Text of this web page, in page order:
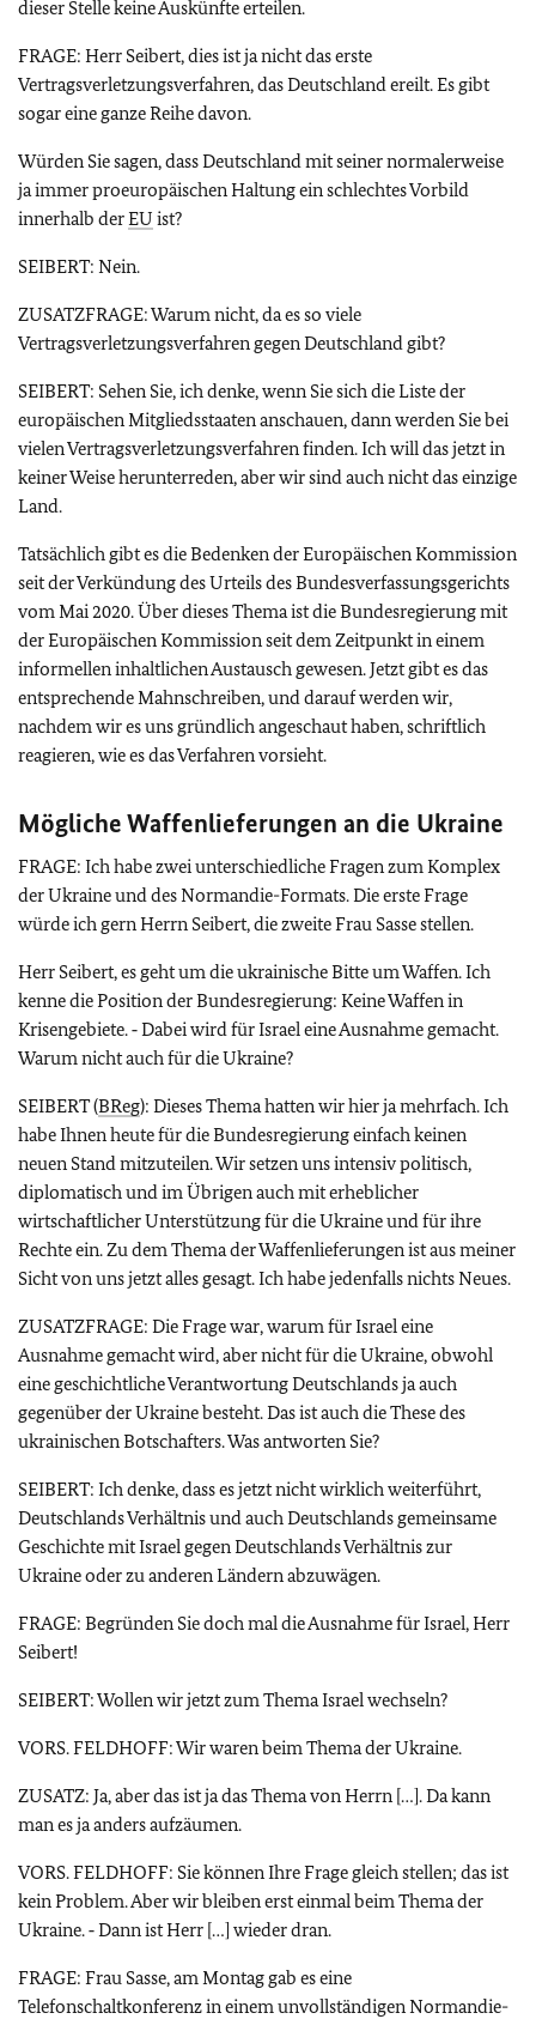
dieser Stelle keine Auskünfte erteilen.
FRAGE: Herr Seibert, dies ist ja nicht das erste
Vertragsverletzungsverfahren, das Deutschland ereilt. Es gibt
sogar eine ganze Reihe davon.
Würden Sie sagen, dass Deutschland mit seiner normalerweise
ja immer proeuropäischen Haltung ein schlechtes Vorbild
innerhalb derEU ist?
SEIBERT: Nein.
ZUSATZFRAGE: Warum nicht, da es so viele
Vertragsverletzungsverfahren gegen Deutschland gibt?
SEIBERT: Sehen Sie, ich denke, wenn Sie sich die Liste der
europäischen Mitgliedsstaaten anschauen, dann werden Sie bei
vielen Vertragsverletzungsverfahren finden. Ich will das jetzt in
keiner Weise herunterreden, aber wir sind auch nicht das einzige
Land.
Tatsächlich gibt es die Bedenken der Europäischen Kommission
seit der Verkündung des Urteils des Bundesverfassungsgerichts
vom Mai 2020. Über dieses Thema ist die Bundesregierung mit
der Europäischen Kommission seit dem Zeitpunkt in einem
informellen inhaltlichen Austausch gewesen. Jetzt gibt es das
entsprechende Mahnschreiben, und darauf werden wir,
nachdem wir es uns gründlich angeschaut haben, schriftlich
reagieren, wie es das Verfahren vorsieht.
Mögliche Waffenlieferungen an die Ukraine
FRAGE: Ich habe zwei unterschiedliche Fragen zum Komplex
der Ukraine und des Normandie-Formats. Die erste Frage
würde ich gern Herrn Seibert, die zweite Frau Sasse stellen.
Herr Seibert, es geht um die ukrainische Bitte um Waffen. Ich
kenne die Position der Bundesregierung: Keine Waffen in
Krisengebiete. ‑ Dabei wird für Israel eine Ausnahme gemacht.
Warum nicht auch für die Ukraine?
SEIBERT (BReg): Dieses Thema hatten wir hier ja mehrfach. Ich
habe Ihnen heute für die Bundesregierung einfach keinen
neuen Stand mitzuteilen. Wir setzen uns intensiv politisch,
diplomatisch und im Übrigen auch mit erheblicher
wirtschaftlicher Unterstützung für die Ukraine und für ihre
Rechte ein. Zu dem Thema der Waffenlieferungen ist aus meiner
Sicht von uns jetzt alles gesagt. Ich habe jedenfalls nichts Neues.
ZUSATZFRAGE: Die Frage war, warum für Israel eine
Ausnahme gemacht wird, aber nicht für die Ukraine, obwohl
eine geschichtliche Verantwortung Deutschlands ja auch
gegenüber der Ukraine besteht. Das ist auch die These des
ukrainischen Botschafters. Was antworten Sie?
SEIBERT: Ich denke, dass es jetzt nicht wirklich weiterführt,
Deutschlands Verhältnis und auch Deutschlands gemeinsame
Geschichte mit Israel gegen Deutschlands Verhältnis zur
Ukraine oder zu anderen Ländern abzuwägen.
FRAGE: Begründen Sie doch mal die Ausnahme für Israel, Herr
Seibert!
SEIBERT: Wollen wir jetzt zum Thema Israel wechseln?
VORS. FELDHOFF: Wir waren beim Thema der Ukraine.
ZUSATZ: Ja, aber das ist ja das Thema von Herrn […]. Da kann
man es ja anders aufzäumen.
VORS. FELDHOFF: Sie können Ihre Frage gleich stellen; das ist
kein Problem. Aber wir bleiben erst einmal beim Thema der
Ukraine. ‑ Dann ist Herr […] wieder dran.
FRAGE: Frau Sasse, am Montag gab es eine
Telefonschaltkonferenz in einem unvollständigen Normandie-